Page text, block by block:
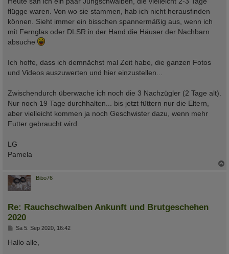
flügge waren. Von wo sie stammen, hab ich nicht herausfinden
können. Sieht immer ein bisschen spannermäßig aus, wenn ich
mit Fernglas oder DLSR in der Hand die Häuser der Nachbarn
absuche
Ich hoffe, dass ich demnächst mal Zeit habe, die ganzen Fotos
und Videos auszuwerten und hier einzustellen...
Zwischendurch überwache ich noch die 3 Nachzügler (2 Tage alt).
Nur noch 19 Tage durchhalten... bis jetzt füttern nur die Eltern,
aber vielleicht kommen ja noch Geschwister dazu, wenn mehr
Futter gebraucht wird.
LG
Pamela
Bibo76
Re: Rauchschwalben Ankunft und Brutgeschehen
2020
B
i
Sa 5. Sep 2020, 16:42
Hallo alle,